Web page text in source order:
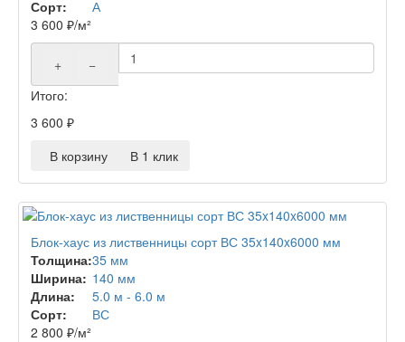
Сорт:
А
3 600 ₽/м²
+
−
Итого:
3 600 ₽
В корзину
В 1 клик
Блок-хаус из лиственницы сорт ВС 35x140x6000 мм
Толщина:35 мм
Ширина: 140 мм
Длина:
5.0 м - 6.0 м
Сорт:
ВС
2 800 ₽/м²